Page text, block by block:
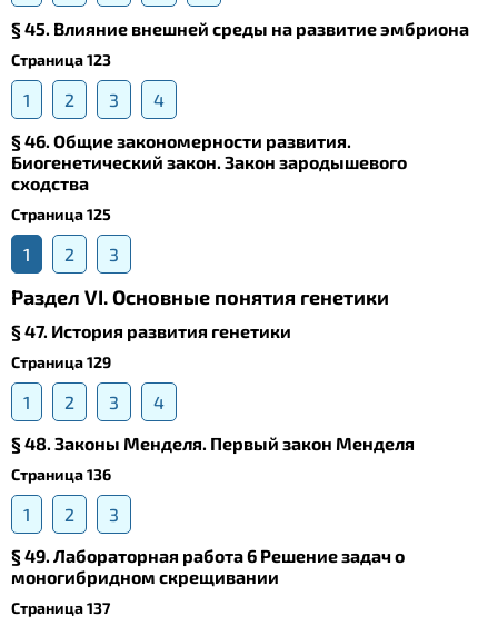
§ 45. Влияние внешней среды на развитие эмбриона
Страница 123
1 2 3
4
§ 46. Общие закономерности развития.
Биогенетический закон. Закон зародышевого
сходства
Страница 125
1 2 3
Раздел VI. Основные понятия генетики
§ 47. История развития генетики
Страница 129
1 2 3
4
§ 48. Законы Менделя. Первый закон Менделя
Страница 136
1 2
3
§ 49. Лабораторная работа 6 Решение задач о
моногибридном скрещивании
Страница 137